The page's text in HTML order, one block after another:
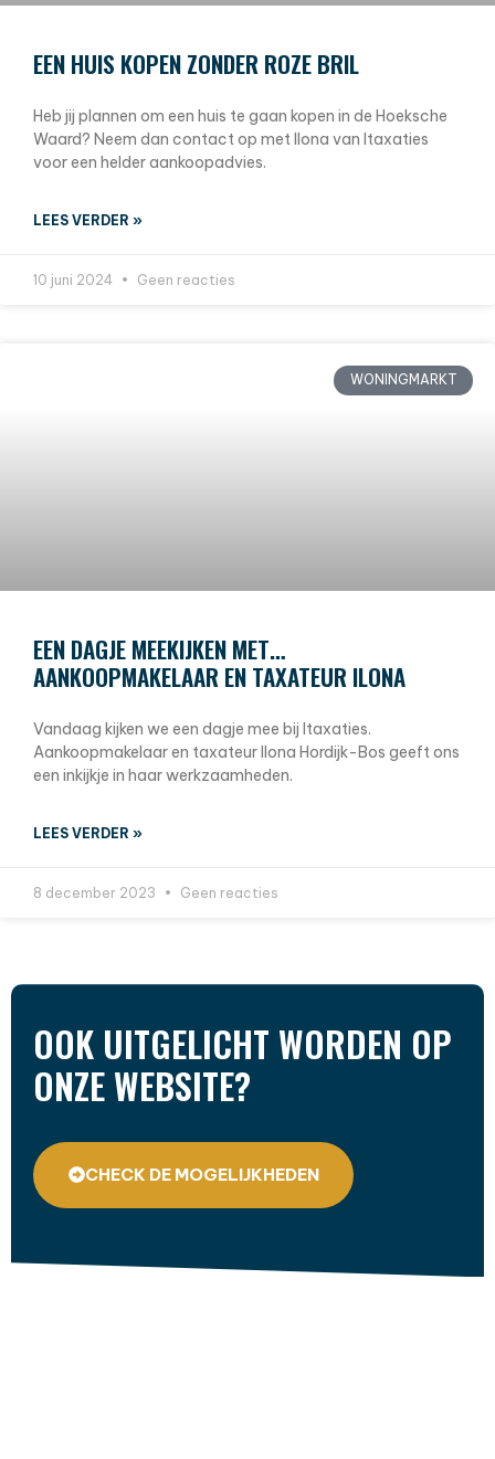
EEN HUIS KOPEN ZONDER ROZE BRIL
Heb jij plannen om een huis te gaan kopen in de Hoeksche
Waard? Neem dan contact op met Ilona van Itaxaties
voor een helder aankoopadvies.
LEES VERDER »
10 juni 2024 Geen reacties
WONINGMARKT
EEN DAGJE MEEKIJKEN MET…
AANKOOPMAKELAAR EN TAXATEUR ILONA
Vandaag kijken we een dagje mee bij Itaxaties.
Aankoopmakelaar en taxateur Ilona Hordijk-Bos geeft ons
een inkijkje in haar werkzaamheden.
LEES VERDER »
8 december 2023 Geen reacties
OOK UITGELICHT WORDEN OP
ONZE WEBSITE?
CHECK DE MOGELIJKHEDEN